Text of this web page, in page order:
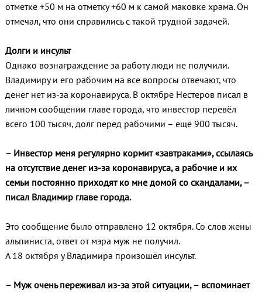
отметке +50 м на отметку +60 м к самой маковке храма. Он
отмечал, что они справились с такой трудной задачей.
Долги и инсульт
Однако вознаграждение за работу люди не получили.
Владимиру и его рабочим на все вопросы отвечают, что
денег нет из-за коронавируса. В октябре Нестеров писал в
личном сообщении главе города, что инвестор перевёл
всего 100 тысяч, долг перед рабочими – ещё 900 тысяч.
– Инвестор меня регулярно кормит «завтраками», ссылаясь
на отсутствие денег из-за коронавируса, а рабочие и их
семьи постоянно приходят ко мне домой со скандалами, –
писал Владимир главе города.
Это сообщение было отправлено 12 октября. Со слов жены
альпиниста, ответ от мэра муж не получил.
А 18 октября у Владимира произошёл инсульт.
– Муж очень переживал из-за этой ситуации, – вспоминает